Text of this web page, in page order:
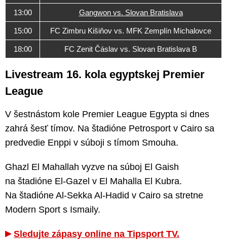
13:00 Gangwon vs. Slovan Bratislava
15:00 FC Zimbru Kišiňov vs. MFK Zemplín Michalovce
18:00 FC Zenit Čáslav vs. Slovan Bratislava B
Livestream 16. kola egyptskej Premier
League
V šestnástom kole Premier League Egypta si dnes
zahrá šesť tímov. Na štadióne Petrosport v Cairo sa
predvedie Enppi v súboji s tímom Smouha.
Ghazl El Mahallah vyzve na súboj El Gaish
na štadióne El-Gazel v El Mahalla El Kubra.
Na štadióne Al-Sekka Al-Hadid v Cairo sa stretne
Modern Sport s Ismaily.
Sledujte zápasy online na Tipsport TV.